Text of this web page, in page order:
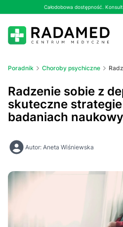
Całodobowa dostępność.
Poradnik Choroby psychiczne
Radzenie sobie z
skuteczne
badaniach
Autor: Aneta Wiśniewska